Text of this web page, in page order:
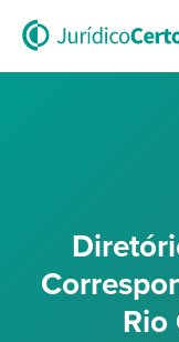
Rio